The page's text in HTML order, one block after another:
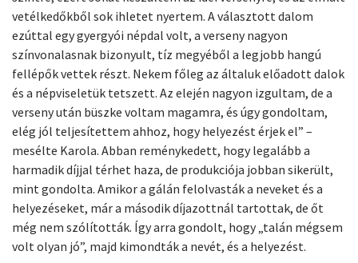
vetélkedőkből sok ihletet nyertem. A választott dalom
ezúttal egy gyergyói népdal volt, a verseny nagyon
színvonalasnak bizonyult, tíz megyéből a legjobb hangú
fellépők vettek részt. Nekem főleg az általuk előadott dalok
és a népviseletük tetszett. Az elején nagyon izgultam, de a
verseny után büszke voltam magamra, és úgy gondoltam,
elég jól teljesítettem ahhoz, hogy helyezést érjek el” –
mesélte Karola. Abban reménykedett, hogy legalább a
harmadik díjjal térhet haza, de produkciója jobban sikerült,
mint gondolta. Amikor a gálán felolvasták a neveket és a
helyezéseket, már a második díjazottnál tartottak, de őt
még nem szólították. Így arra gondolt, hogy „talán mégsem
volt olyan jó”, majd kimondták a nevét, és a helyezést.